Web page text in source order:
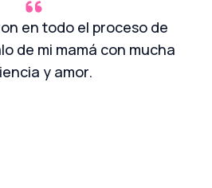
en todo el proceso de
de mi mamá con mucha
y amor.